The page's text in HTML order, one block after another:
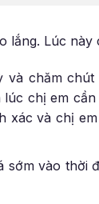
lắng. Lúc này
và chăm
chị em
và chị
sớm vào thời